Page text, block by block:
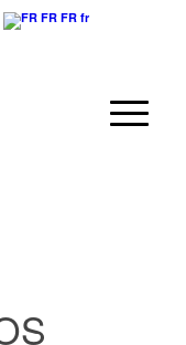
FR FR fr